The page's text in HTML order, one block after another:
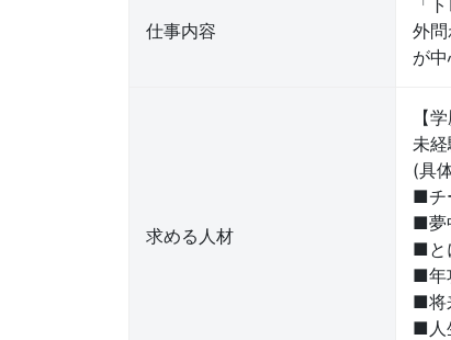
仕事内容
「
外
が
求める人材
【
未
(具
■チ
■夢
■と
■年
■将
■人